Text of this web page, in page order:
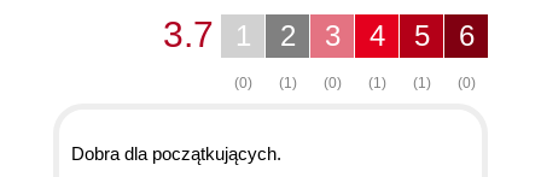
6
(0)
5
(1)
4
(1)
3
(0)
2
(1)
1
(0)
3.7
Dobra dla początkujących.